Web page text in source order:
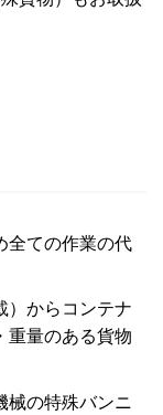
全ての作業の代
）からコンテナ
重量のある貨物
械の特殊バンニ